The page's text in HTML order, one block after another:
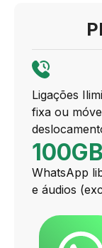
Ligações
fixa ou
100GB
WhatsApp
e áudios